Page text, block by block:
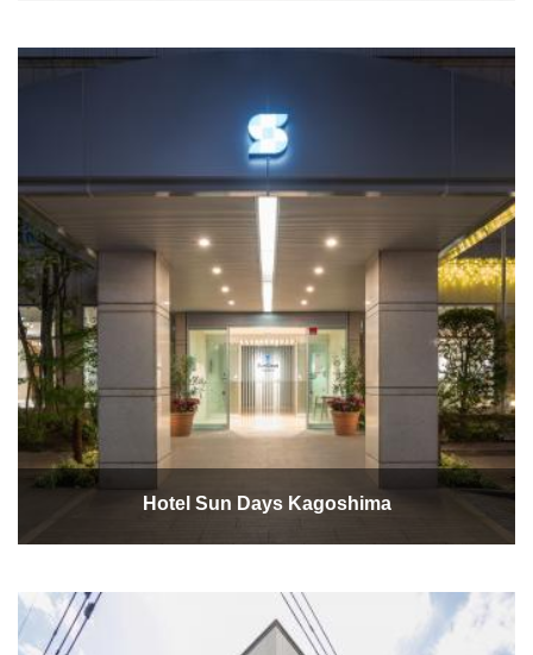
Hotel Sun Days Kagoshima